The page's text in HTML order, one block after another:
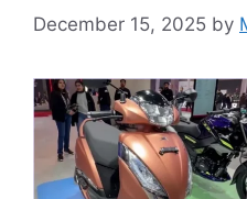
December 15, 2025 by